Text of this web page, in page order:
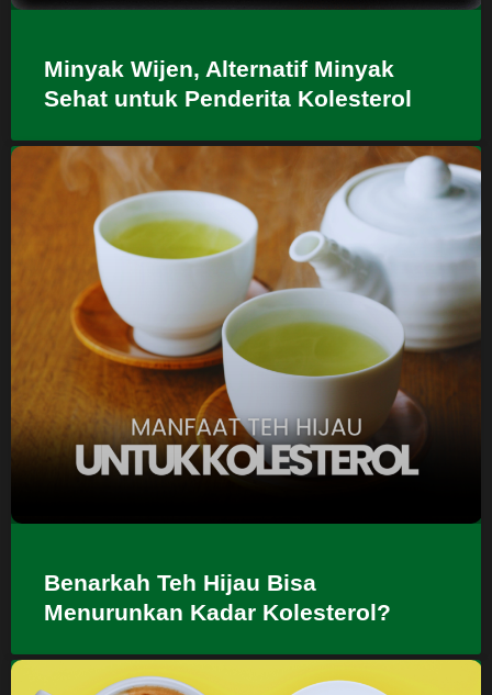
Minyak Wijen, Alternatif Minyak
Sehat untuk Penderita Kolesterol
Benarkah Teh Hijau Bisa
Menurunkan Kadar Kolesterol?